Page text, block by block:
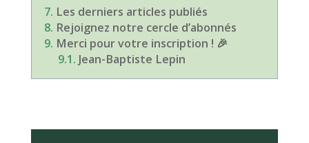
Les derniers articles publiés
Rejoignez notre cercle d’abonnés
Merci pour votre inscription ! 🎉
Jean-Baptiste Lepin